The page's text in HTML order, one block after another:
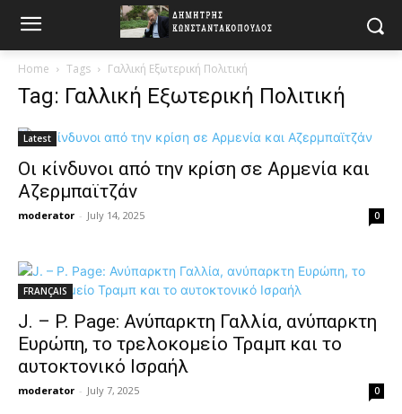
Home Tags Γαλλική Εξωτερική Πολιτική
Tag: Γαλλική Εξωτερική Πολιτική
Latest
Οι κίνδυνοι από την κρίση σε Αρμενία και
Αζερμπαϊτζάν
moderator - July 14, 2025 0
FRANÇAIS
J. – P. Page: Ανύπαρκτη Γαλλία, ανύπαρκτη
Ευρώπη, το τρελοκομείο Τραμπ και το
αυτοκτονικό Ισραήλ
moderator - July 7, 2025 0